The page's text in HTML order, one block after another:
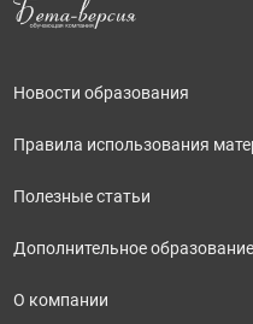
Новости образования
Правила использования
Полезные статьи
Дополнительное образование
О компании